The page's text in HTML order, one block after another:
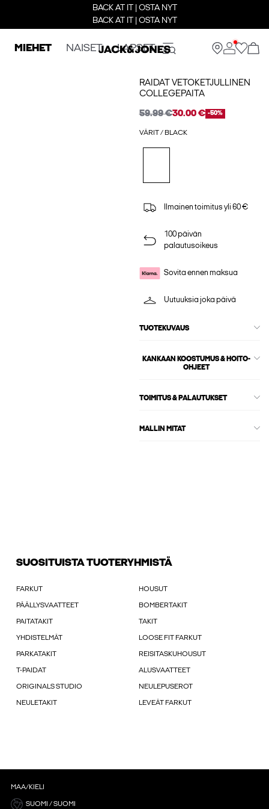
BACK AT IT | OSTA NYT
BACK AT IT | OSTA NYT
MIEHET NAISET LAPSET
RAIDAT VETOKETJULLINEN
COLLEGEPAITA
59.99 €30.00 € -50%
VÄRIT / BLACK
Ilmainen toimitus yli 60 €
100 päivän
palautusoikeus
Sovita ennen maksua
Uutuuksia joka päivä
TUOTEKUVAUS
KANKAAN KOOSTUMUS & HOITO-
OHJEET
TOIMITUS & PALAUTUKSET
MALLIN MITAT
SUOSITUISTA TUOTERYHMISTÄ
FARKUT HOUSUT
PÄÄLLYSVAATTEET BOMBERTAKIT
PAITATAKIT TAKIT
YHDISTELMÄT LOOSE FIT FARKUT
PARKATAKIT REISITASKUHOUSUT
T-PAIDAT ALUSVAATTEET
ORIGINALS STUDIO NEULEPUSEROT
NEULETAKIT LEVEÄT FARKUT
MAA/KIELI
SUOMI / SUOMI